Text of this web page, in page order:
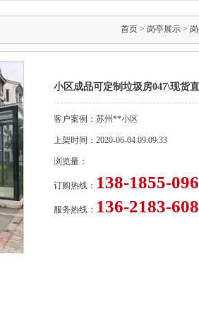
首页 > 岗亭展示 >
小区成品可定制垃圾房047\现货
客户案例：苏州**小区
上架时间：2020-06-04 09:09:33
浏览量：
订购热线： 138-1855-
服务热线： 136-2183-